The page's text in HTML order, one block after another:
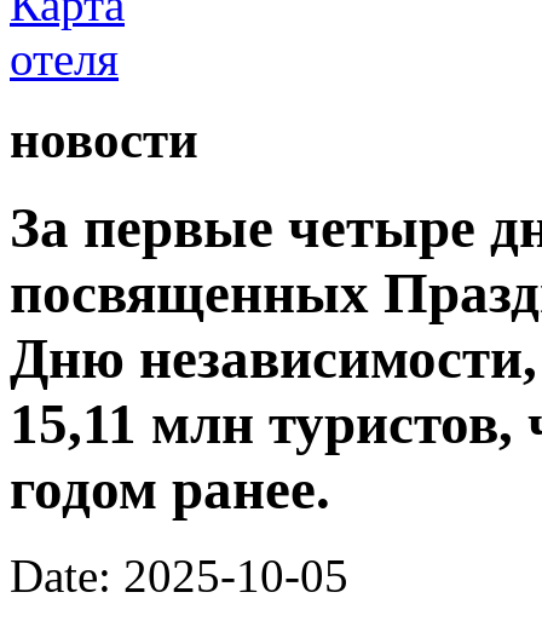
новости
За первые четыре
посвященных
Дню
15,11 млн
годом ранее.
Date: 2025-10-05